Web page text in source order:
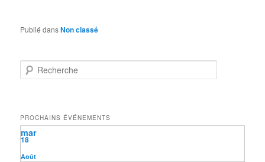
Publié dansNon classé
e
r
c
h
e
PROCHAINS ÉVÉNEMENTS
Août
18
mar